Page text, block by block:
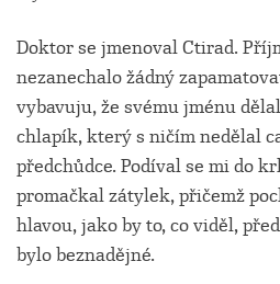
Doktor se jmenoval Ctirad.
nezanechalo žádný
vybavuju, že svému jménu
chlapík, který s ničím nedělal
předchůdce. Podíval se mi do
promačkal zátylek, přičemž
hlavou, jako by to, co viděl,
bylo beznadějné.